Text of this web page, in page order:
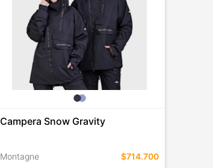
Campera Snow Gravity
Montagne $714.700